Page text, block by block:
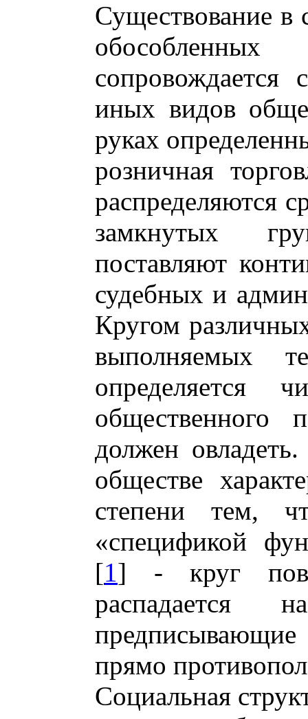
Существование в
сопровождается
иных видов
руках
розничная
распределяются
замкнутых
поставляют
судебных и
Кругом
выполняемых
определяется
общественного
должен
обществе
степени тем,
«спецификой
[1] - круг
распадается
прямо
Социальная